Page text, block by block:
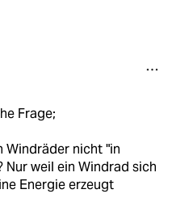
Frage;
Windräder nicht "in
Nur weil ein Windrad sich
Energie erzeugt